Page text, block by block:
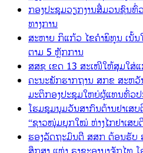
ກອງປະຊຸມວຽກງານສື່ມວນຊົນທົ່
ທາງການ
ສະຫາຍ ກິແກ້ວ ໄຂຄຳພິທູນ ເ
ຕາມ 5 ຫຼັກການ
ສສຊ ເຂດ 13 ສະເໜີໃຫ້ສຸມໃສ່
ຄະນະພັກຮາກຖານ ສກຂ ສະຫວັ
ມະຕິກອງປະຊຸມໃຫຍ່ຜູ້ແທນທົ່ວ
ໂຮມຊຸມນຸມວັນສາກົນຕ້ານຢາເ
“ຊາວໜຸ່ມຍຸກໃໝ່ ຫ່າງໄກຢາເສບ
ຮອງລັດຖະມົນຕີ ສສກ ຕ້ອນຮັບ